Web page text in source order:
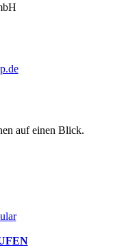
auf einen Blick.